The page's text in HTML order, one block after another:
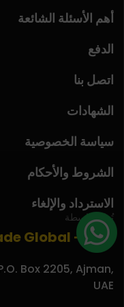
تُدار بواسطة
Global - F.Z.E
Box 2205, Ajman,
UAE
أهم الأسئلة الشائعة
الدفع
اتصل بنا
الشهادات
سياسة الخصوصية
الشروط والأحكام
الاسترداد والإلغاء